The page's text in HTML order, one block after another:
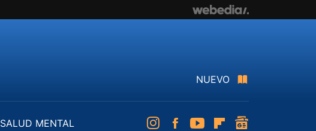
NUEVO
SALUD MENTAL
InstagramFacebookYoutubeFlipboard